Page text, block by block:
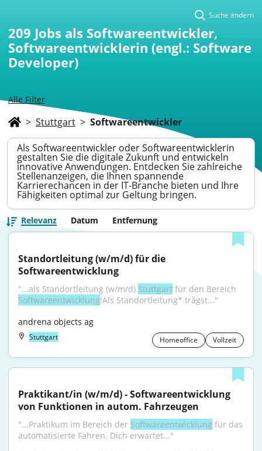
Alle Filter
Suche ändern
209 Jobs als Softwareentwickler,
Softwareentwicklerin (engl.: Software
Developer)
> Stuttgart > Softwareentwickler
Als Softwareentwickler oder Softwareentwicklerin
gestalten Sie die digitale Zukunft und entwickeln
innovative Anwendungen. Entdecken Sie zahlreiche
Stellenanzeigen, die Ihnen spannende
Karrierechancen in der IT-Branche bieten und Ihre
Fähigkeiten optimal zur Geltung bringen.
Relevanz Datum Entfernung
Standortleitung (w/m/d) für die
Softwareentwicklung
"...als Standortleitung (w/m/d) Stuttgart
Softwareentwicklung!Als Standortleitung* trägst..."
andrena objects ag
Stuttgart Homeoffice Vollzeit
Praktikant/in (w/m/d) - Softwareentwicklung
von Funktionen in autom. Fahrzeugen
"...Praktikum im Bereich der Softwareentwicklung für das
automatisierte Fahren. Dich erwartet..."